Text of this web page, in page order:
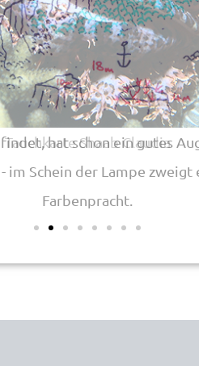
Tauchkarte Shaab Claudia